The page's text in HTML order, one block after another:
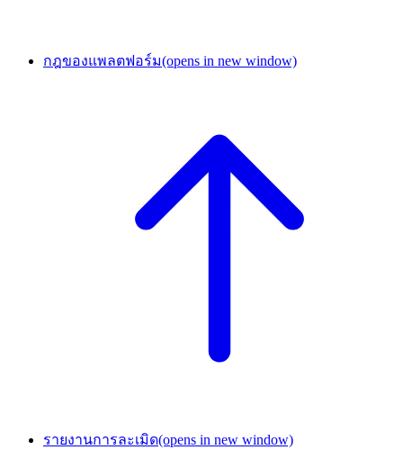
กฎของแพลตฟอร์ม(opens in new window)
รายงานการละเมิด(opens in new window)